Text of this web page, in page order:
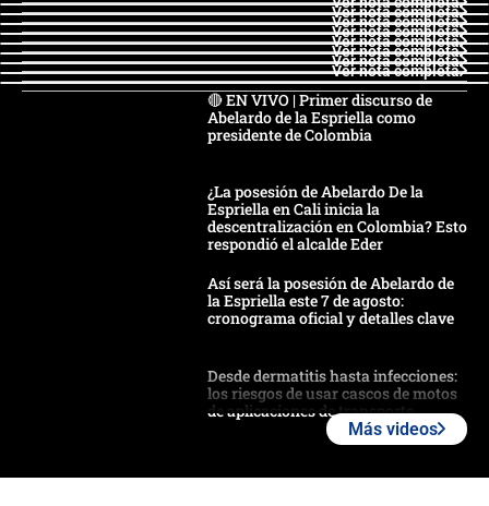
Ver nota completa
Ver nota completa
Ver nota completa
Ver nota completa
Ver nota completa
Ver nota completa
Ver nota completa
🔴 EN VIVO | Primer discurso de
Abelardo de la Espriella como
presidente de Colombia
¿La posesión de Abelardo De la
Espriella en Cali inicia la
descentralización en Colombia? Esto
respondió el alcalde Eder
Así será la posesión de Abelardo de
la Espriella este 7 de agosto:
cronograma oficial y detalles clave
Desde dermatitis hasta infecciones:
los riesgos de usar cascos de motos
de aplicaciones de transporte
celular? Requisitos, pasos y
Más videos